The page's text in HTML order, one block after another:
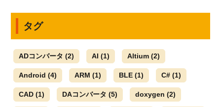
タグ
ADコンバータ (2) AI (1) Altium (2)
Android (4) ARM (1) BLE (1) C# (1)
CAD (1) DAコンバータ (5) doxygen (2)